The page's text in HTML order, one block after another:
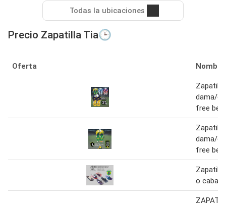
Todas la ubicaciones
Precio Zapatilla Tia🕒
Oferta Nombre
Zapatilla
dama/
free
Zapatilla
dama/
free
o